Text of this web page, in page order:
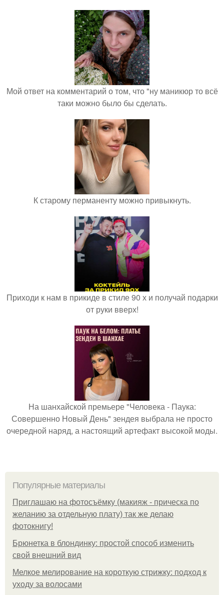
Мой ответ на комментарий о том, что "ну маникюр то всё
таки можно было бы сделать.
К старому перманенту можно привыкнуть.
Приходи к нам в прикиде в стиле 90 х и получай подарки
от руки вверх!
На шанхайской премьере "Человека - Паука:
Совершенно Новый День" зендея выбрала не просто
очередной наряд, а настоящий артефакт высокой моды.
Популярные материалы
Приглашаю на фотосъёмку (макияж - прическа по
желанию за отдельную плату) так же делаю
фотокнигу!
Брюнетка в блондинку: простой способ изменить
свой внешний вид
Мелкое мелирование на короткую стрижку: подход к
уходу за волосами